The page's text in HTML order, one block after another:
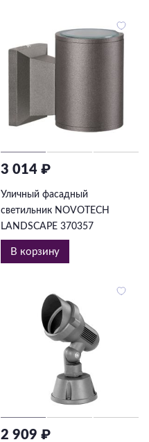
3 014 ₽
Уличный фасадный
светильник NOVOTECH
LANDSCAPE 370357
В корзину
2 909 ₽